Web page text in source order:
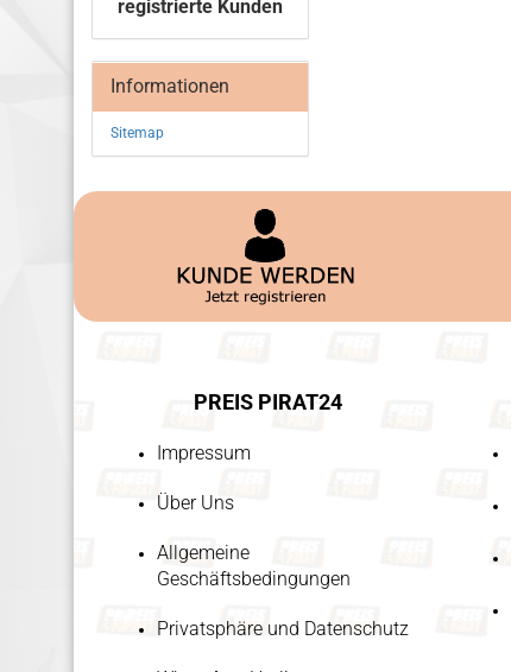
registrierte Kunden
Informationen
Sitemap
PREIS PIRAT24
Impressum
Über Uns
Allgemeine
Geschäftsbedingungen
Privatsphäre und Datenschutz